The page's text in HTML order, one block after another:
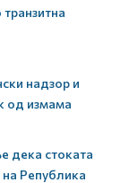
надзор и
од измама
дека стоката
Република